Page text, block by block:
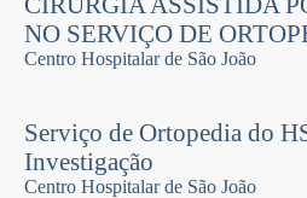
NO SERVIÇO DE
Centro Hospitalar de São João
Serviço de Ortopedia do
Investigação
Centro Hospitalar de São João